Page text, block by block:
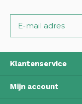
Klantenservice
Mijn account